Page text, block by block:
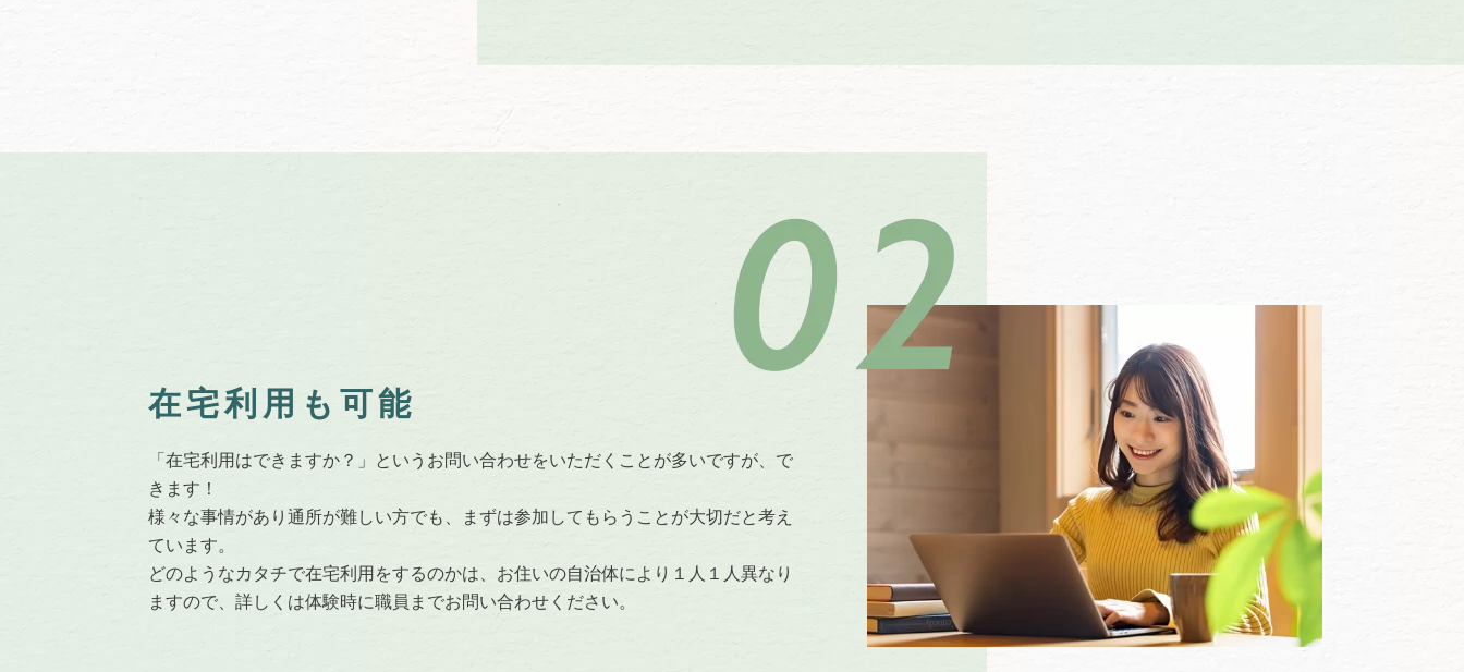
在宅利用も可能
「在宅利用はできますか？」というお問い合わせをいただくことが多いですが、で
きます！
様々な事情があり通所が難しい方でも、まずは参加してもらうことが大切だと考え
ています。
どのようなカタチで在宅利用をするのかは、お住いの自治体により１人１人異なり
ますので、詳しくは体験時に職員までお問い合わせください。